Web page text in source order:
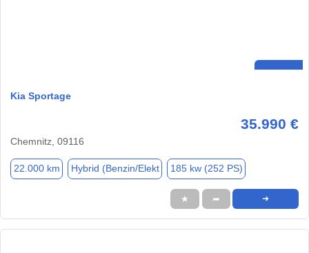
Kia Sportage
35.990 €
Chemnitz, 09116
22.000 km Hybrid (Benzin/Elekt 185 kw (252 PS)
★ ➦ ➜